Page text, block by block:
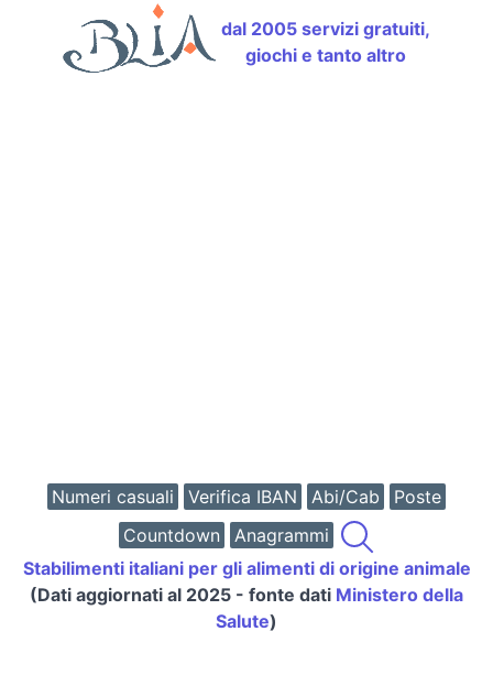
dal 2005 servizi gratuiti,
giochi e tanto altro
Numeri casuali Verifica IBAN Abi/Cab
Poste
Countdown
Anagrammi
Stabilimenti italiani per gli alimenti di origine animale
(Dati aggiornati al 2025 - fonte dati Ministero della
Salute)